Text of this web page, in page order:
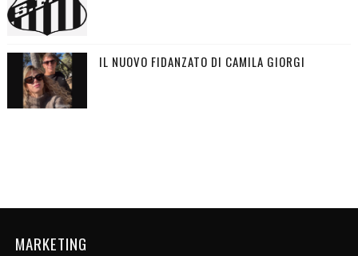
IL NUOVO FIDANZATO DI CAMILA GIORGI
MARKETING